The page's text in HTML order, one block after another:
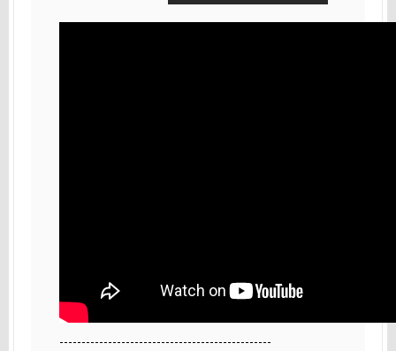
------------------------------------------------